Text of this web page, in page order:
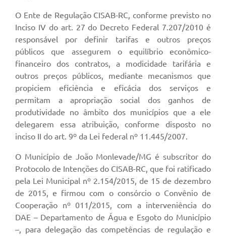
O Ente de Regulação CISAB-RC, conforme previsto no
Inciso IV do art. 27 do Decreto Federal 7.207/2010 é
responsável por definir tarifas e outros preços
públicos que assegurem o equilíbrio econômico-
financeiro dos contratos, a modicidade tarifária e
outros preços públicos, mediante mecanismos que
propiciem eficiência e eficácia dos serviços e
permitam a apropriação social dos ganhos de
produtividade no âmbito dos municípios que a ele
delegarem essa atribuição, conforme disposto no
inciso II do art. 9º da Lei federal nº 11.445/2007.
O Município de João Monlevade/MG é subscritor do
Protocolo de Intenções do CISAB-RC, que foi ratificado
pela Lei Municipal nº 2.154/2015, de 15 de dezembro
de 2015, e firmou com o consórcio o Convênio de
Cooperação nº 011/2015, com a interveniência do
DAE – Departamento de Água e Esgoto do Município
–, para delegação das competências de regulação e